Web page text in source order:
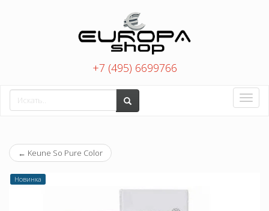
+7 (495) 6699766
Toggle
← Keune So Pure Color
Новинка